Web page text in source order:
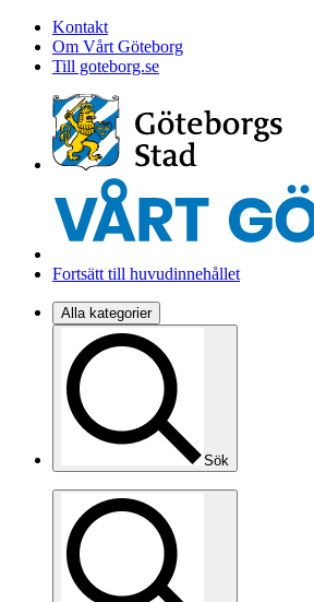
Kontakt
Om Vårt Göteborg
Till goteborg.se
Fortsätt till huvudinnehållet
Alla kategorier
Sök